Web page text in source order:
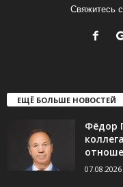
Свяжитесь
ЕЩЁ БОЛЬШЕ НОВОСТЕЙ
Фёдор
07.08.2026